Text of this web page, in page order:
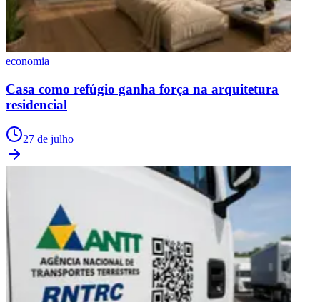
economia
Casa como refúgio ganha força na arquitetura
residencial
27 de julho